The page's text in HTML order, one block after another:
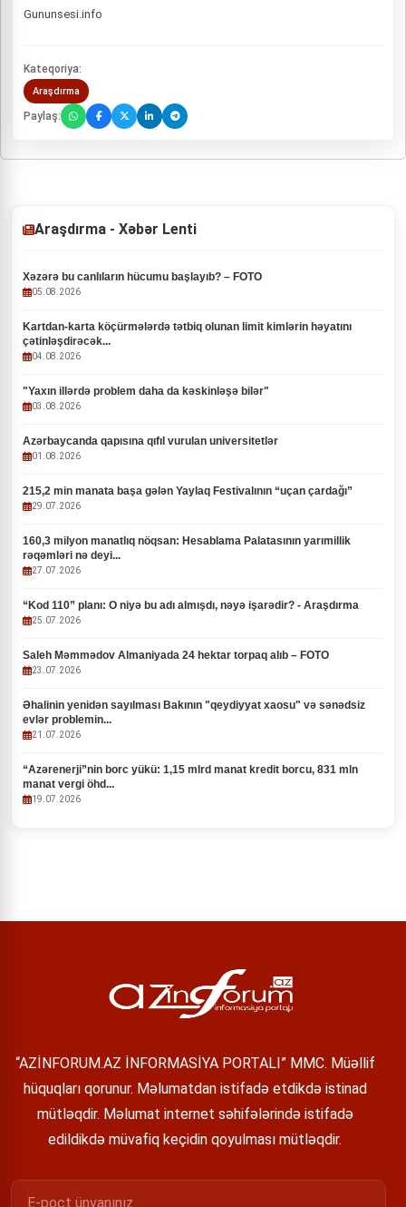
Gununsesi.info
Kateqoriya:
Araşdırma
Paylaş:
Araşdırma - Xəbər Lenti
Xəzərə bu canlıların hücumu başlayıb? – FOTO
05.08.2026
Kartdan-karta köçürmələrdə tətbiq olunan limit kimlərin həyatını
çətinləşdirəcək...
04.08.2026
"Yaxın illərdə problem daha da kəskinləşə bilər"
03.08.2026
Azərbaycanda qapısına qıfıl vurulan universitetlər
01.08.2026
215,2 min manata başa gələn Yaylaq Festivalının “uçan çardağı”
29.07.2026
160,3 milyon manatlıq nöqsan: Hesablama Palatasının yarımillik
rəqəmləri nə deyi...
27.07.2026
“Kod 110” planı: O niyə bu adı almışdı, nəyə işarədir? - Araşdırma
25.07.2026
Saleh Məmmədov Almaniyada 24 hektar torpaq alıb – FOTO
23.07.2026
Əhalinin yenidən sayılması Bakının "qeydiyyat xaosu" və sənədsiz
evlər problemin...
21.07.2026
“Azərenerji”nin borc yükü: 1,15 mlrd manat kredit borcu, 831 mln
manat vergi öhd...
19.07.2026
“AZİNFORUM.AZ İNFORMASİYA PORTALI” MMC. Müəllif
hüquqları qorunur. Məlumatdan istifadə etdikdə istinad
mütləqdir. Məlumat internet səhifələrində istifadə
edildikdə müvafiq keçidin qoyulması mütləqdir.